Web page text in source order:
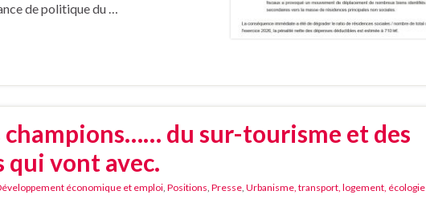
de politique du …
champions…… du sur-tourisme et des
vont avec.
économique et emploi, Positions, Presse, Urbanisme, transport, logement, écologie